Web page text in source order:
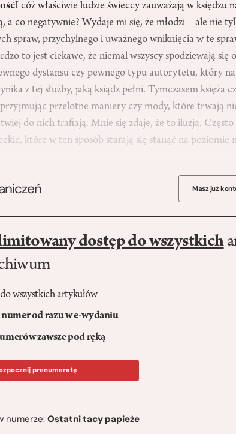
I cóż właściwie ludzie świeccy zauważają w księdzu
a co negatywnie? Wydaje mi się, że młodzi – ale nie
spraw, przychylnego i uważnego wniknięcia w te
to jest ciekawe, że niemal wszyscy spodziewają się
dystansu czy pewnego typu autorytetu, który
z tej służby, jaką ksiądz pełni. Tymczasem księża
przelotne maniery czy mody, które trwają
do nich trafiają. Mnie się zdaje, że to iluzja.
które w ten sposób starają się stanąć na poziomie
Masz już
dostęp do wszystkich
wszystkich artykułów
od razu w e-wydaniu
zawsze pod ręką
prenumeratę
numerze:Ostatni tacy papieże